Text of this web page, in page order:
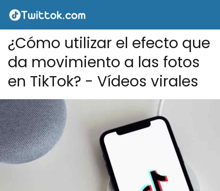
¿Cómo utilizar el efecto que
da movimiento a las fotos
en TikTok? - Vídeos virales